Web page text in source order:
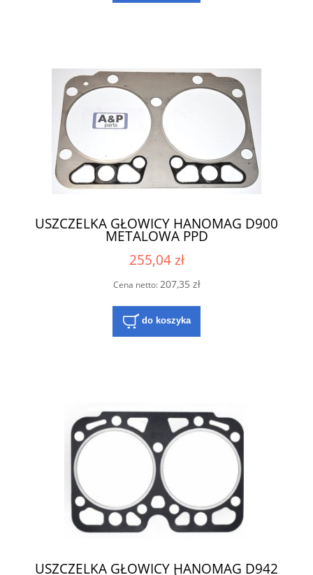
USZCZELKA GŁOWICY HANOMAG D900
METALOWA PPD
255,04 zł
Cena netto:207,35 zł
do koszyka
USZCZELKA GŁOWICY HANOMAG D942